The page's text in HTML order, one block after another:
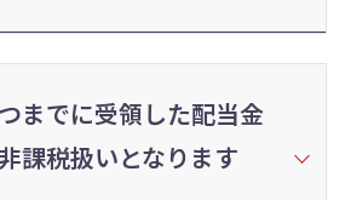
までに受領した配当金
課税扱いとなります